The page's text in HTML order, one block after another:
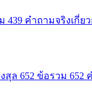
439 คำถามจริงเกี่ย
สุล 652 ข้อรวม 652